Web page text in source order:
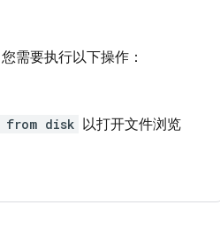
需要执行以下操作：
from disk 以打开文件浏览